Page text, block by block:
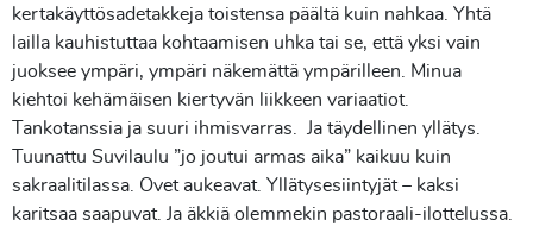
kertakäyttösadetakkeja toistensa päältä kuin nahkaa. Yhtä
lailla kauhistuttaa kohtaamisen uhka tai se, että yksi vain
juoksee ympäri, ympäri näkemättä ympärilleen. Minua
kiehtoi kehämäisen kiertyvän liikkeen variaatiot.
Tankotanssia ja suuri ihmisvarras. Ja täydellinen yllätys.
Tuunattu Suvilaulu ”jo joutui armas aika” kaikuu kuin
sakraalitilassa. Ovet aukeavat. Yllätysesiintyjät – kaksi
karitsaa saapuvat. Ja äkkiä olemmekin pastoraali-ilottelussa.